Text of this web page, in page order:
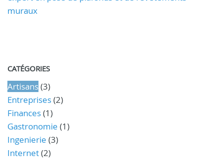
muraux
CATÉGORIES
Artisans(3)
Entreprises(2)
Finances(1)
Gastronomie (1)
Ingenierie (3)
Internet(2)